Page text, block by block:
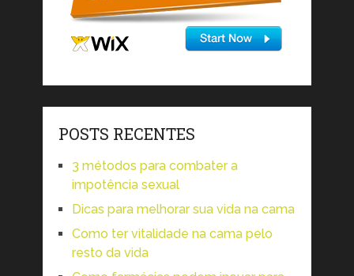
POSTS RECENTES
3 métodos para combater a
impotência sexual
Dicas para melhorar sua vida na cama
Como ter vitalidade na cama pelo
resto da vida